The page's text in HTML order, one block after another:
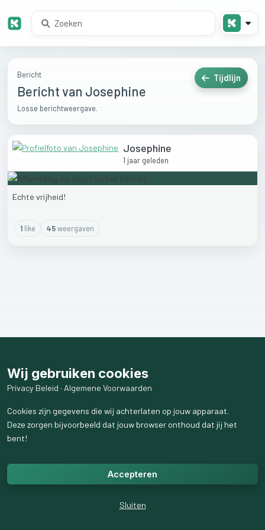
Bericht
Bericht van Josephine
Losse berichtweergave.
Tijdlijn
Josephine
1 jaar geleden
Echte vrijheid!
1like 45weergaven
Wij gebruiken cookies
Privacy Beleid · Algemene Voorwaarden
Cookies zijn gegevens die wij achterlaten op jouw apparaat.
Deze zorgen bijvoorbeeld dat jouw browser onthoud dat jij het
bent!
Accepteren
Sluiten